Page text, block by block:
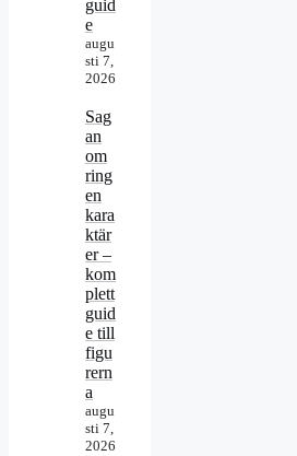
guid
e
augu
sti 7,
2026
Sag
an
om
ring
en
kara
ktär
er –
kom
plett
guid
e till
figu
rern
a
augu
sti 7,
2026